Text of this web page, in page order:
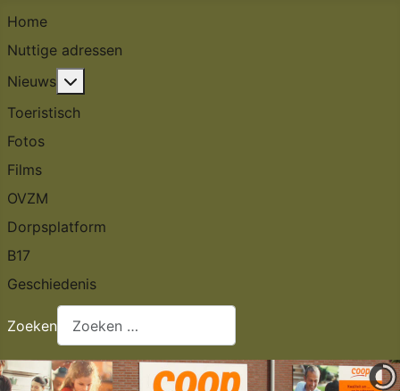
Home
Nuttige adressen
Nieuws
Toeristisch
Fotos
Films
OVZM
Dorpsplatform
B17
Geschiedenis
Zoeken